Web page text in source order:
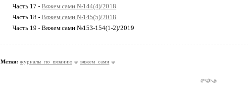
Часть 17 - Вяжем сами №144(4)/2018
Часть 18 - Вяжем сами №145(5)/2018
Часть 19 - Вяжем сами №153-154(1-2)/2019
Метки: журналы_по_вязанию вяжем_сами